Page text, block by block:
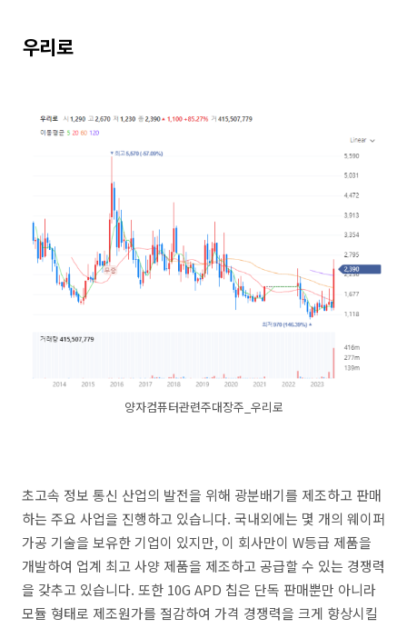
우리로
양자컴퓨터관련주대장주_우리로
초고속 정보 통신 산업의 발전을 위해 광분배기를 제조하고 판매
하는 주요 사업을 진행하고 있습니다. 국내외에는 몇 개의 웨이퍼
가공 기술을 보유한 기업이 있지만, 이 회사만이 W등급 제품을
개발하여 업계 최고 사양 제품을 제조하고 공급할 수 있는 경쟁력
을 갖추고 있습니다. 또한 10G APD 칩은 단독 판매뿐만 아니라
모듈 형태로 제조원가를 절감하여 가격 경쟁력을 크게 향상시킬